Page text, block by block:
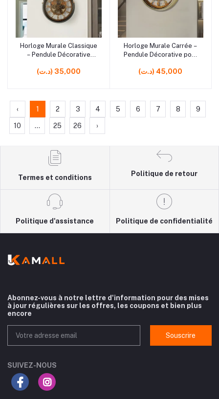
rrrrrr5
Ajouter au panier
Horloge Murale Classique
– Pendule Décorative
Bureau
(د.ت) 35,000
rrrrrr5
Ajouter au panier
Horloge Murale Carrée –
Pendule Décorative pour
(د.ت) 45,000
‹ 1 2 3 4 5 6 7 8 9
10 ... 25 26 ›
Termes et conditions
Politique de retour
Politique d'assistance Politique de confidentialité
Abonnez-vous à notre lettre d'information pour des mises
à jour régulières sur les offres, les coupons et bien plus
encore
Souscrire
SUIVEZ-NOUS